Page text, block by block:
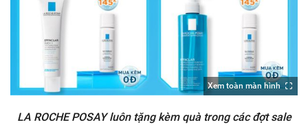
Xem toàn màn hình
LA ROCHE POSAY luôn tặng kèm quà trong các đợt sale